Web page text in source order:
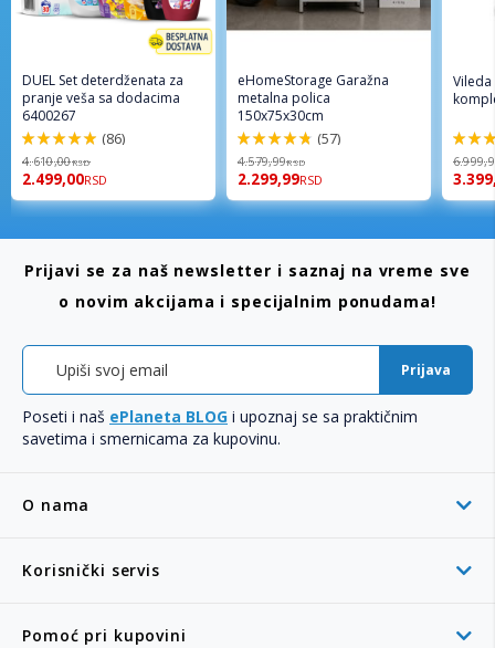
DUEL Set deterdženata za
pranje veša sa dodacima
6400267
98%
(86)
4.610,00RSD
2.499,00RSD
eHomeStorage Garažna
metalna polica
150x75x30cm
96%
(57)
4.579,99RSD
2.299,99RSD
92%
O nama
Korisnički servis
Pomoć pri kupovini
Prijavi se za naš newsletter i saznaj na vreme sve
o novim akcijama i specijalnim ponudama!
Prijava
Poseti i naš ePlaneta BLOG i upoznaj se sa praktičnim
savetima i smernicama za kupovinu.